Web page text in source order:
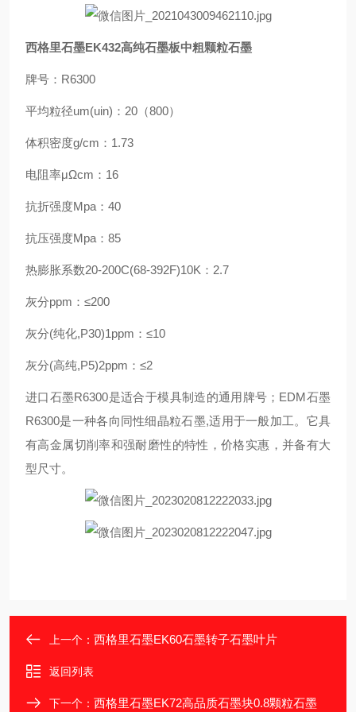
西格里石墨EK432高纯石墨板中粗颗粒石墨
牌号：R6300
平均粒径um(uin)：20（800）
体积密度g/cm：1.73
电阻率μΩcm：16
抗折强度Mpa：40
抗压强度Mpa：85
热膨胀系数20-200C(68-392F)10K：2.7
灰分ppm：≤200
灰分(纯化,P30)1ppm：≤10
灰分(高纯,P5)2ppm：≤2
进口石墨R6300是适合于模具制造的通用牌号；EDM石墨
R6300是一种各向同性细晶粒石墨,适用于一般加工。它具
有高金属切削率和强耐磨性的特性，价格实惠，并备有大
型尺寸。
上一个： 西格里石墨EK60石墨转子石墨叶片
返回列表
下一个： 西格里石墨EK72高品质石墨块0.8颗粒石墨